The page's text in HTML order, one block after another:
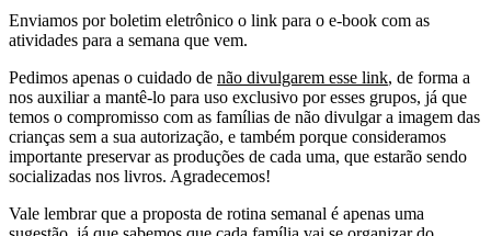
Enviamos por boletim eletrônico o link para o e-book com as
atividades para a semana que vem.
Pedimos apenas o cuidado de não divulgarem esse link, de forma a
nos auxiliar a mantê-lo para uso exclusivo por esses grupos, já que
temos o compromisso com as famílias de não divulgar a imagem das
crianças sem a sua autorização, e também porque consideramos
importante preservar as produções de cada uma, que estarão sendo
socializadas nos livros. Agradecemos!
Vale lembrar que a proposta de rotina semanal é apenas uma